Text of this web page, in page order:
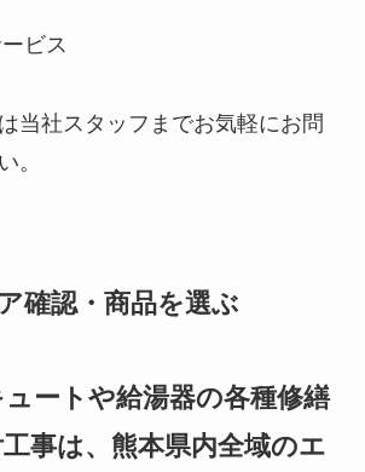
ビス
当社スタッフまでお気軽にお問
。
確認・商品を選ぶ
ートや給湯器の各種修繕
事は、熊本県内全域のエ